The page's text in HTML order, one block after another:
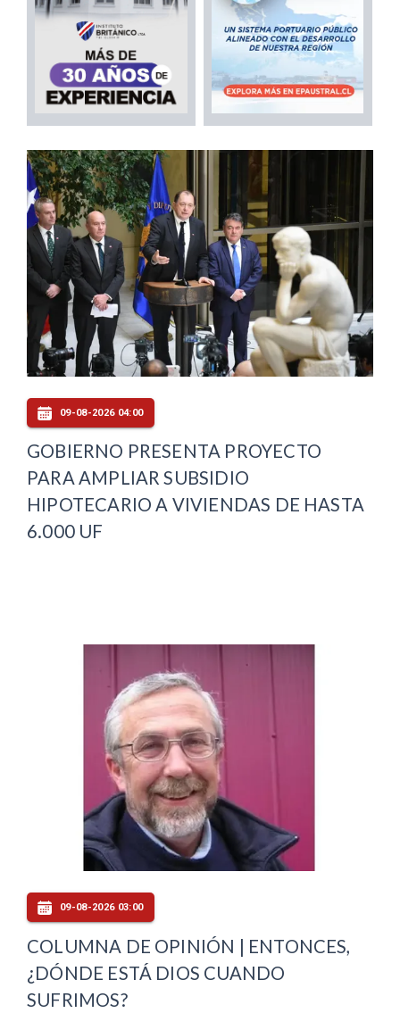
09-08-2026 04:00
GOBIERNO PRESENTA PROYECTO
PARA AMPLIAR SUBSIDIO
HIPOTECARIO A VIVIENDAS DE HASTA
6.000 UF
09-08-2026 03:00
COLUMNA DE OPINIÓN | ENTONCES,
¿DÓNDE ESTÁ DIOS CUANDO
SUFRIMOS?